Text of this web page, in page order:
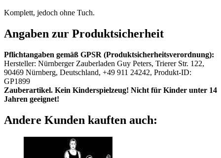
Komplett, jedoch ohne Tuch.
Angaben zur Produktsicherheit
Pflichtangaben gemäß GPSR (Produktsicherheitsverordnung):
Hersteller: Nürnberger Zauberladen Guy Peters, Trierer Str. 122,
90469 Nürnberg, Deutschland, +49 911 24242, Produkt-ID:
GP1899
Zauberartikel. Kein Kinderspielzeug! Nicht für Kinder unter 14
Jahren geeignet!
Andere Kunden kauften auch: